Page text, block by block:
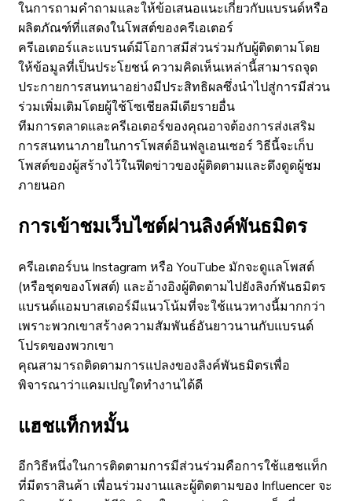
ในการถามคำถามและให้ข้อเสนอแนะเกี่ยวกับแบรนด์หรือ
ผลิตภัณฑ์ที่แสดงในโพสต์ของครีเอเตอร์
ครีเอเตอร์และแบรนด์มีโอกาสมีส่วนร่วมกับผู้ติดตามโดย
ให้ข้อมูลที่เป็นประโยชน์ ความคิดเห็นเหล่านี้สามารถจุด
ประกายการสนทนาอย่างมีประสิทธิผลซึ่งนำไปสู่การมีส่วน
ร่วมเพิ่มเติมโดยผู้ใช้โซเชียลมีเดียรายอื่น
ทีมการตลาดและครีเอเตอร์ของคุณอาจต้องการส่งเสริม
การสนทนาภายในการโพสต์อินฟลูเอนเซอร์ วิธีนี้จะเก็บ
โพสต์ของผู้สร้างไว้ในฟีดข่าวของผู้ติดตามและดึงดูดผู้ชม
ภายนอก
การเข้าชมเว็บไซต์ผ่านลิงค์พันธมิตร
ครีเอเตอร์บน Instagram หรือ YouTube มักจะดูแลโพสต์
(หรือชุดของโพสต์) และอ้างอิงผู้ติดตามไปยังลิงก์พันธมิตร
แบรนด์แอมบาสเดอร์มีแนวโน้มที่จะใช้แนวทางนี้มากกว่า
เพราะพวกเขาสร้างความสัมพันธ์อันยาวนานกับแบรนด์
โปรดของพวกเขา
คุณสามารถติดตามการแปลงของลิงค์พันธมิตรเพื่อ
พิจารณาว่าแคมเปญใดทำงานได้ดี
แฮชแท็กหมั้น
อีกวิธีหนึ่งในการติดตามการมีส่วนร่วมคือการใช้แฮชแท็ก
ที่มีตราสินค้า เพื่อนร่วมงานและผู้ติดตามของ Influencer จะ